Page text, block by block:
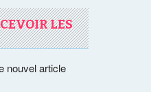
LES
nouvel article